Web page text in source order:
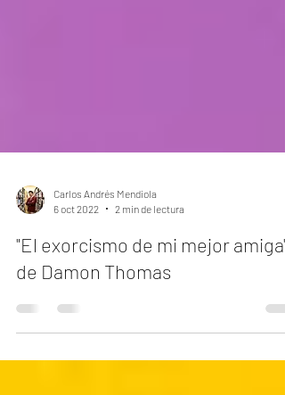
Carlos Andrés Mendiola
6 oct 2022
2 min de lectura
de Damon Thomas